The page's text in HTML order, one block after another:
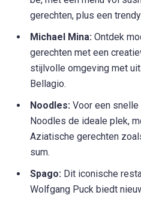
gerechten, plus een
Michael Mina: Ontdek
gerechten met een
stijlvolle omgeving met
Bellagio.
Noodles: Voor een
Noodles de ideale plek,
Aziatische gerechten
sum.
Spago: Dit iconische
Wolfgang Puck biedt